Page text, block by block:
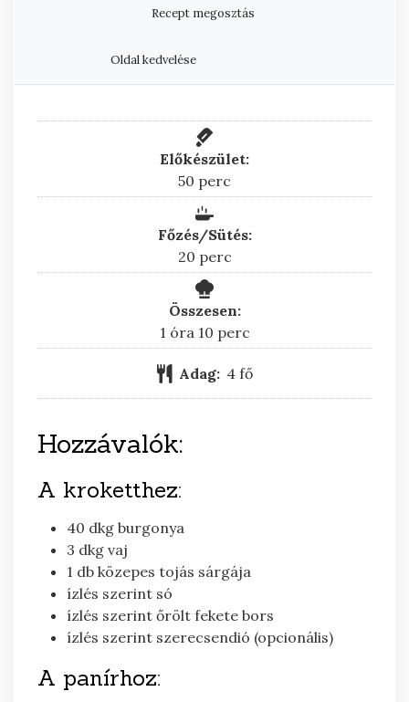
Recept megosztás
Oldal kedvelése
Előkészület:
50 perc
perc
Főzés/Sütés:
20perc
perc
Összesen:
1 óra
óra 10perc
perc
Adag: 4 fő
Hozzávalók:
A kroketthez:
40 dkg burgonya
3 dkg vaj
1 db közepes tojás sárgája
ízlés szerint só
ízlés szerint őrölt fekete bors
ízlés szerint szerecsendió (opcionális)
A panírhoz: